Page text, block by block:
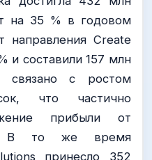
на 35 % в годовом
направления Create
и составили 157 млн
связано с ростом
что частично
прибыли от
В то же время
принесло 352